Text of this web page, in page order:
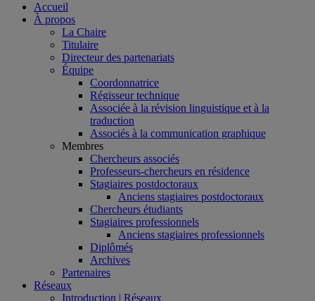
Accueil
À propos
La Chaire
Titulaire
Directeur des partenariats
Équipe
Coordonnatrice
Régisseur technique
Associée à la révision linguistique et à la
traduction
Associés à la communication graphique
Membres
Chercheurs associés
Professeurs-chercheurs en résidence
Stagiaires postdoctoraux
Anciens stagiaires postdoctoraux
Chercheurs étudiants
Stagiaires professionnels
Anciens stagiaires professionnels
Diplômés
Archives
Partenaires
Réseaux
Introduction | Réseaux